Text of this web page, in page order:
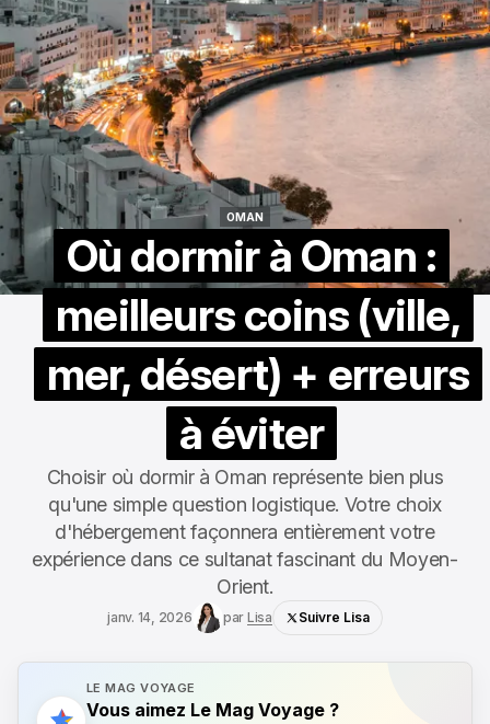
OMAN
Où dormir à Oman :
meilleurs coins (ville,
mer, désert) + erreurs
à éviter
Choisir où dormir à Oman représente bien plus
qu'une simple question logistique. Votre choix
d'hébergement façonnera entièrement votre
expérience dans ce sultanat fascinant du Moyen-
Orient.
janv. 14, 2026 par Lisa Suivre Lisa
LE MAG VOYAGE
Vous aimez Le Mag Voyage ?